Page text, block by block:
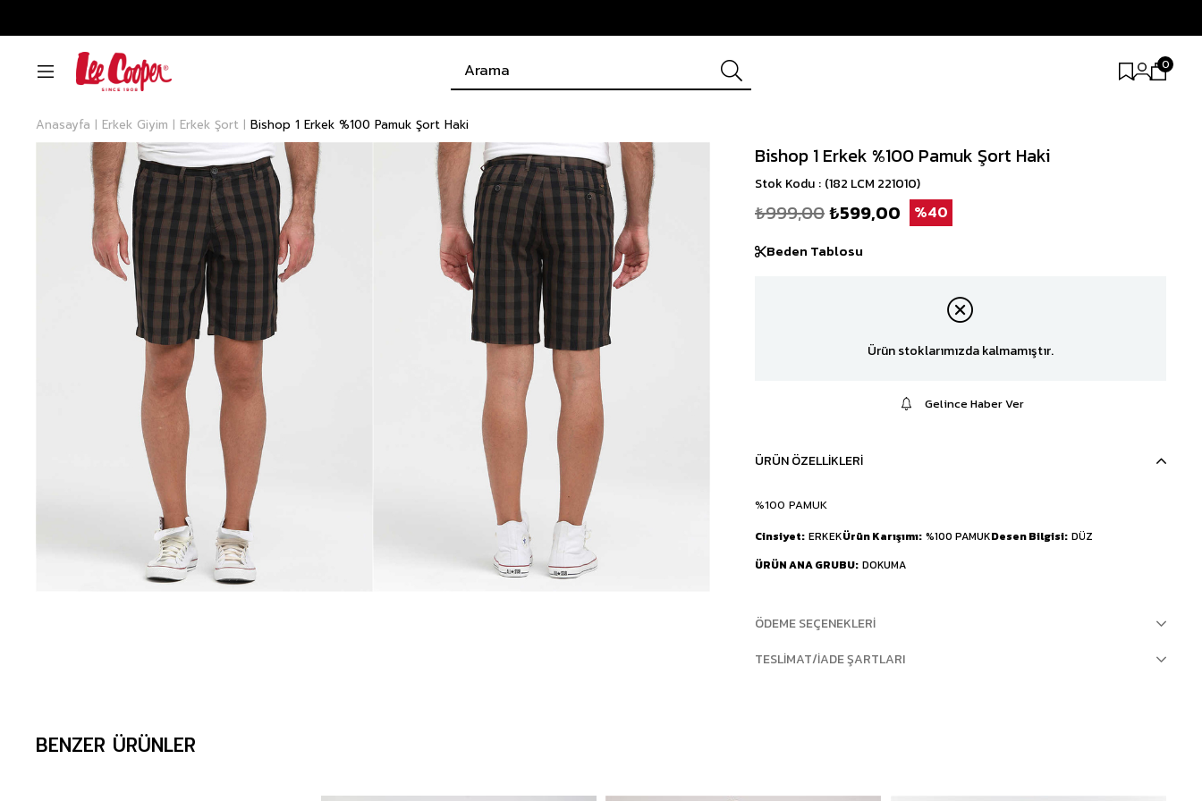
0
Anasayfa Erkek Giyim Erkek Şort Bishop 1 Erkek %100 Pamuk Şort Haki
Bishop 1 Erkek %100 Pamuk Şort Haki
Stok Kodu (182 LCM 221010)
₺999,00₺599,00 40
Beden Tablosu
Ürün stoklarımızda kalmamıştır.
Gelince Haber Ver
ÜRÜN ÖZELLIKLERI
%100 PAMUK
Cinsiyet ERKEKÜrün Karışımı %100 PAMUKDesen Bilgisi DÜZ
ÜRÜN ANA GRUBU DOKUMA
ÖDEME SEÇENEKLERI
TESLIMAT/İADE ŞARTLARI
BENZER ÜRÜNLER